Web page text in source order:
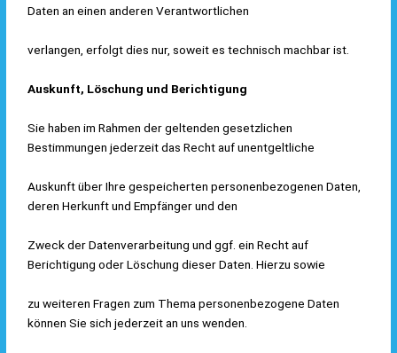
Daten an einen anderen Verantwortlichen
verlangen, erfolgt dies nur, soweit es technisch machbar ist.
Auskunft, Löschung und Berichtigung
Sie haben im Rahmen der geltenden gesetzlichen
Bestimmungen jederzeit das Recht auf unentgeltliche
Auskunft über Ihre gespeicherten personenbezogenen Daten,
deren Herkunft und Empfänger und den
Zweck der Datenverarbeitung und ggf. ein Recht auf
Berichtigung oder Löschung dieser Daten. Hierzu sowie
zu weiteren Fragen zum Thema personenbezogene Daten
können Sie sich jederzeit an uns wenden.